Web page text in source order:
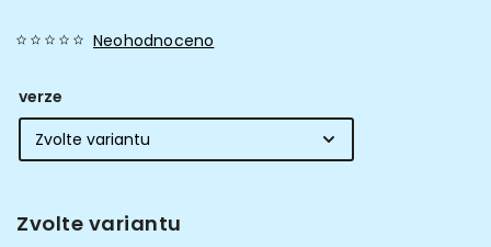
Neohodnoceno
verze
Zvolte variantu